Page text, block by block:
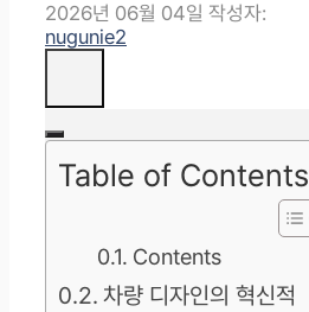
2026년 06월 04일 작성자:
nugunie2
Table of Contents
Contents
차량 디자인의 혁신적